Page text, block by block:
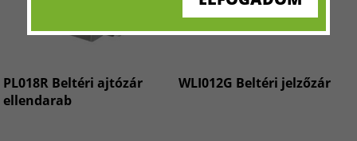
PL018R Beltéri ajtózár
ellendarab
WLI012G Beltéri jelzőzár